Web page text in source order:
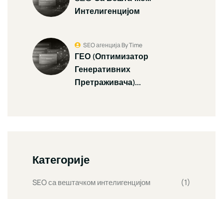
Интелигенцијом
ГЕО (Оптимизатор
Генеративних
Претраживача)...
SEO агенција By Time
Категорије
SEO са вештачком интелигенцијом (1)